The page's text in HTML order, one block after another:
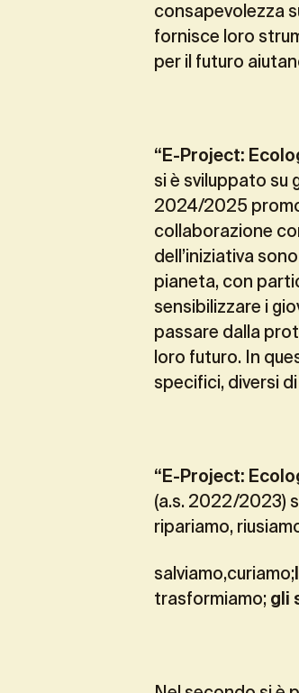
consapevolezza
fornisce loro
per il futuro
“E-Project:
si è sviluppato
2024/2025
collaborazione
dell’iniziativa
pianeta, con
sensibilizzare i
passare dalla
loro futuro. In
specifici, diversi
“E-Project:
(a.s. 2022/2023)
ripariamo,
salviamo,curiamo;
trasformiamo; gli